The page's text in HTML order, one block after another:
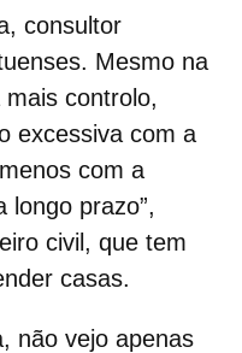
consultor
Mesmo na
controlo,
excessiva com a
com a
longo prazo”,
civil, que tem
casas.
não vejo apenas